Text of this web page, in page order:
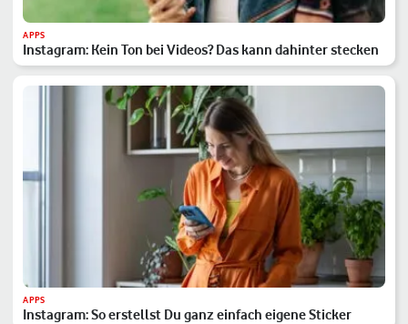
APPS
Instagram: Kein Ton bei Videos? Das kann dahinter stecken
APPS
Instagram: So erstellst Du ganz einfach eigene Sticker